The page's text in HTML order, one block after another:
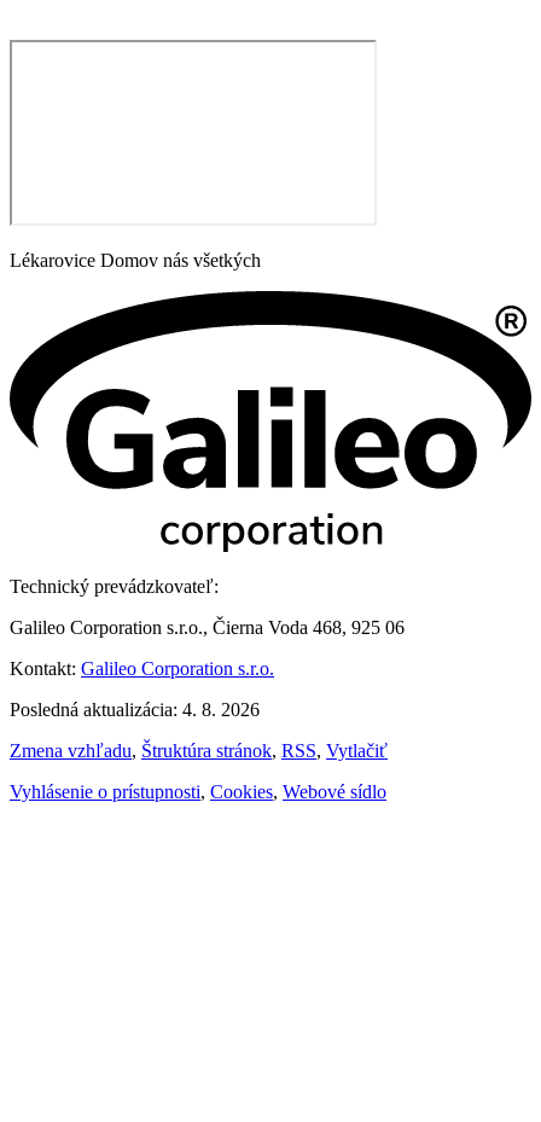
Lékarovice Domov nás všetkých
Technický prevádzkovateľ:
Galileo Corporation s.r.o., Čierna Voda 468, 925 06
Kontakt: Galileo Corporation s.r.o.
Posledná aktualizácia: 4. 8. 2026
Zmena vzhľadu, Štruktúra stránok, RSS, Vytlačiť
Vyhlásenie o prístupnosti, Cookies, Webové sídlo